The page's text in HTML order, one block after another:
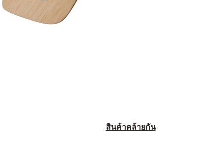
สินค้าคล้ายกัน